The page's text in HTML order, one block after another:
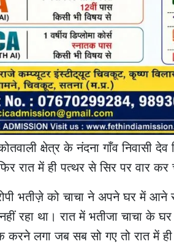
क्षेत्र के नंदना गाँव निवासी
रात में ही पत्थर से सिर पर वार कर
भतीज़े को चाचा ने अपने घर में आने
रहा था। रात में भतीजा चाचा के
लगा जब सब सो गए तो रात में